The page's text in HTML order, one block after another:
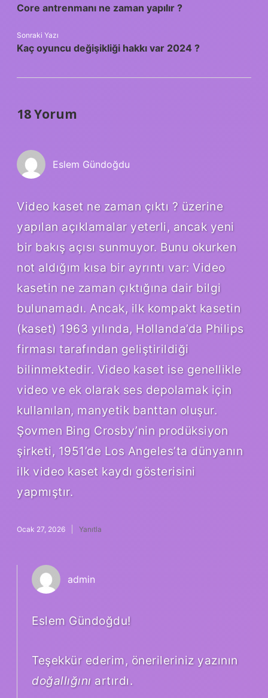
Core antrenmanı ne zaman yapılır ?
Sonraki Yazı
Kaç oyuncu değişikliği hakkı var 2024 ?
18 Yorum
Eslem Gündoğdu
Video kaset ne zaman çıktı ? üzerine
yapılan açıklamalar yeterli, ancak yeni
bir bakış açısı sunmuyor. Bunu okurken
not aldığım kısa bir ayrıntı var: Video
kasetin ne zaman çıktığına dair bilgi
bulunamadı. Ancak, ilk kompakt kasetin
(kaset) 1963 yılında, Hollanda’da Philips
firması tarafından geliştirildiği
bilinmektedir. Video kaset ise genellikle
video ve ek olarak ses depolamak için
kullanılan, manyetik banttan oluşur.
Şovmen Bing Crosby’nin prodüksiyon
şirketi, 1951’de Los Angeles’ta dünyanın
ilk video kaset kaydı gösterisini
yapmıştır.
Ocak 27, 2026 Yanıtla
admin
Eslem Gündoğdu!
Teşekkür ederim, önerileriniz yazının
doğallığını artırdı.